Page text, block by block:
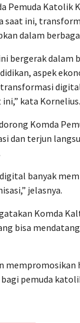
Pemuda Katolik
saat ini,
dalam
bergerak dalam
aspek
kata Kornelius.
Komda
dan terjun
banyak
jelasnya.
Komda
bisa
mempromosikan
pemuda